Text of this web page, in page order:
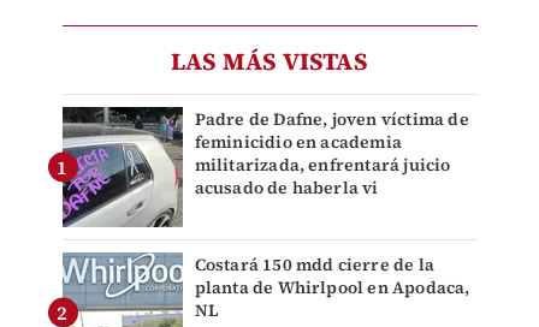
LAS MÁS VISTAS
Padre de Dafne, joven víctima de
feminicidio en academia
militarizada, enfrentará juicio
acusado de haberla vi
Costará 150 mdd cierre de la
planta de Whirlpool en Apodaca,
NL